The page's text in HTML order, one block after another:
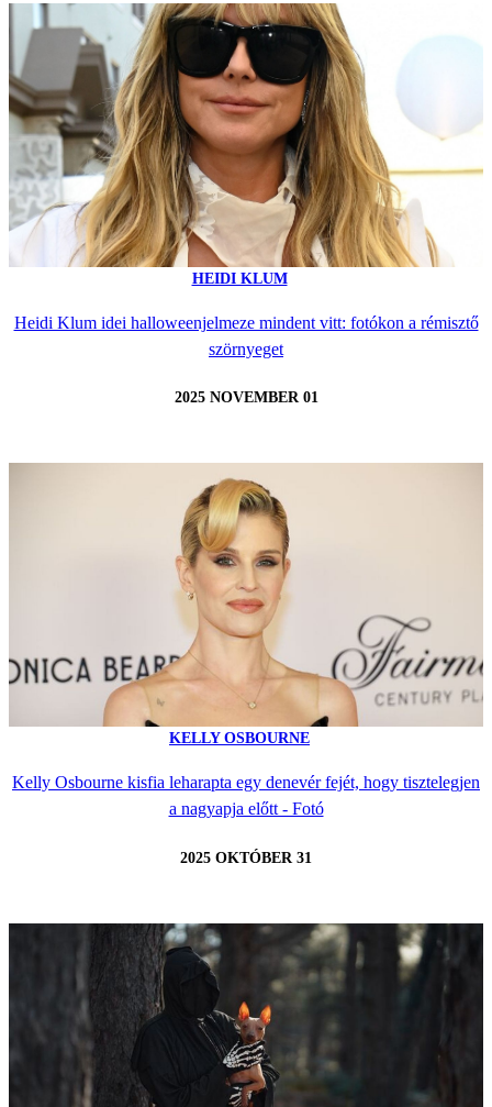
HEIDI KLUM
Heidi Klum idei halloweenjelmeze mindent vitt: fotókon a rémisztő
szörnyeget
2025 NOVEMBER 01
KELLY OSBOURNE
Kelly Osbourne kisfia leharapta egy denevér fejét, hogy tisztelegjen
a nagyapja előtt - Fotó
2025 OKTÓBER 31